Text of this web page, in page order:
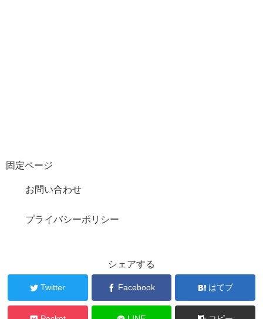
固定ページ
お問い合わせ
プライバシーポリシー
シェアする
Twitter Facebook はてブ